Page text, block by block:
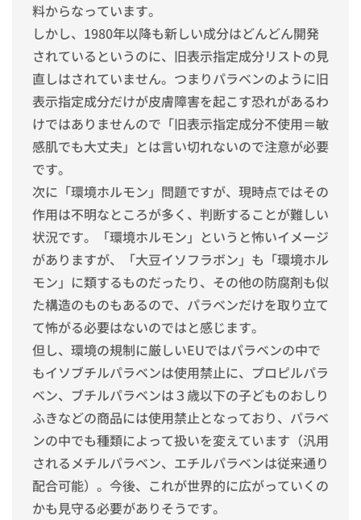
料からなっています。
しかし、1980年以降も新しい成分はどんどん開発
されているというのに、旧表示指定成分リストの見
直しはされていません。つまりパラベンのように旧
表示指定成分だけが皮膚障害を起こす恐れがあるわ
けではありませんので「旧表示指定成分不使用＝敏
感肌でも大丈夫」とは言い切れないので注意が必要
です。
次に「環境ホルモン」問題ですが、現時点ではその
作用は不明なところが多く、判断することが難しい
状況です。「環境ホルモン」というと怖いイメージ
がありますが、「大豆イソフラボン」も「環境ホル
モン」に類するものだったり、その他の防腐剤も似
た構造のものもあるので、パラベンだけを取り立て
て怖がる必要はないのではと感じます。
但し、環境の規制に厳しいEUではパラベンの中で
もイソブチルパラベンは使用禁止に、プロピルパラ
ベン、ブチルパラベンは３歳以下の子どものおしり
ふきなどの商品には使用禁止となっており、パラベ
ンの中でも種類によって扱いを変えています（汎用
されるメチルパラベン、エチルパラベンは従来通り
配合可能）。今後、これが世界的に広がっていくの
かも見守る必要がありそうです。